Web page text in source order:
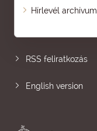
Hírlevél archívum
Oldaltérkép
RSS feliratkozás
English version